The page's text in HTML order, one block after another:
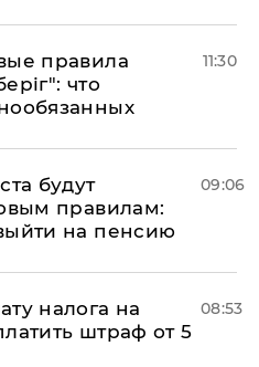
правила
что
11:30
будут
правилам:
на пенсию
09:06
налога на
штраф от 5
08:53